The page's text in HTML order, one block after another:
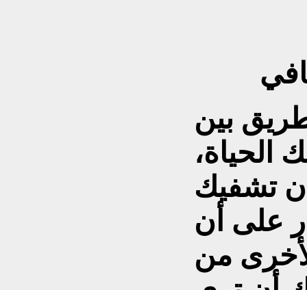
طريق بين
الحياة،
تشفيك
على أن
من